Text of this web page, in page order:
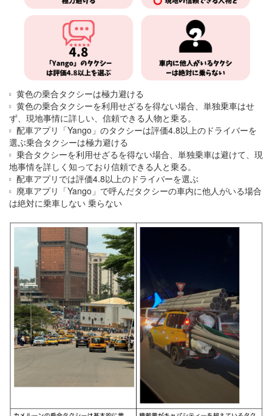
黄色の乗合タクシーは極力避ける
黄色の乗合タクシーを利用せざるを得ない場合、単独乗車はせ
ず、現地事情に詳しい、信頼できる人物と乗る。
配車アプリ「Yango」のタクシーは評価4.8以上のドライバーを
選ぶ乗合タクシーは極力避ける
乗合タクシーを利用せざるを得ない場合、単独乗車は避けて、現
地事情を詳しく知っており信頼できる人と乗る。
配車アプリでは評価4.8以上のドライバーを選ぶ
廃車アプリ「Yango」で呼んだタクシーの車内に他人がいる場合
は絶対に乗車しない 乗らない